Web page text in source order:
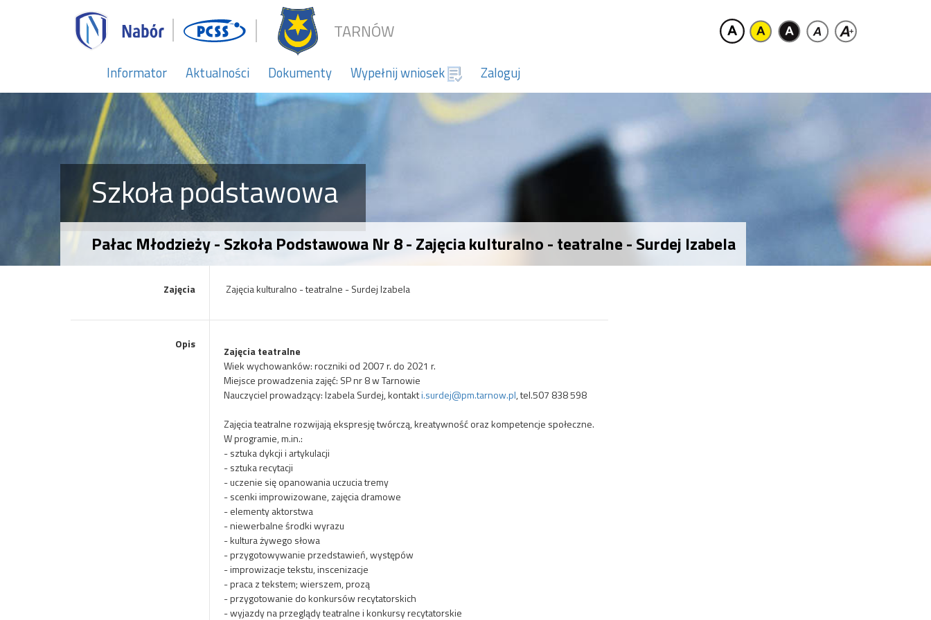
TARNÓW
Informator Aktualności Dokumenty Wypełnij wniosek Zaloguj
Szkoła podstawowa
Pałac Młodzieży - Szkoła Podstawowa Nr 8 - Zajęcia kulturalno - teatralne - Surdej Izabela
Zajęcia Zajęcia kulturalno - teatralne - Surdej Izabela
Opis
Zajęcia teatralne
Wiek wychowanków: roczniki od 2007 r. do 2021 r.
Miejsce prowadzenia zajęć: SP nr 8 w Tarnowie
Nauczyciel prowadzący: Izabela Surdej, kontakti.surdej@pm.tarnow.pl, tel.507 838 598
Zajęcia teatralne rozwijają ekspresję twórczą, kreatywność oraz kompetencje społeczne.
W programie, m.in.:
- sztuka dykcji i artykulacji
- sztuka recytacji
- uczenie się opanowania uczucia tremy
- scenki improwizowane, zajęcia dramowe
- elementy aktorstwa
- niewerbalne środki wyrazu
- kultura żywego słowa
- przygotowywanie przedstawień, występów
- improwizacje tekstu, inscenizacje
- praca z tekstem; wierszem, prozą
- przygotowanie do konkursów recytatorskich
- wyjazdy na przeglądy teatralne i konkursy recytatorskie